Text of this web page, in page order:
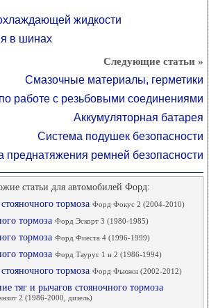
жидкости
в шинах
Следующие статьи »
Смазочные материалы, герметики
работе с резьбовыми соединениями
Аккумуляторная батарея
Система подушек безопасности
преднатяжения ремней безопасности
статьи для автомобилей Форд:
тормоза Форд Фокус 2 (2004-2010)
тормоза Форд Эскорт 3 (1980-1985)
тормоза Форд Фиеста 4 (1996-1999)
тормоза Форд Таурус 1 и 2 (1986-1994)
тормоза Форд Фьюжн (2002-2012)
тяг и рычагов стояночного тормоза
2 (1986-2000, дизель)